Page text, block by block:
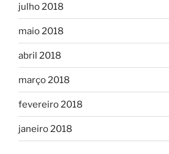
julho 2018
maio 2018
abril 2018
março 2018
fevereiro 2018
janeiro 2018